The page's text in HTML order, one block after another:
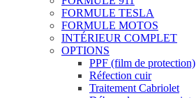
FORMULE TESLA
FORMULE MOTOS
INTÉRIEUR COMPLET
OPTIONS
PPF (film de protection)
Réfection cuir
Traitement Cabriolet